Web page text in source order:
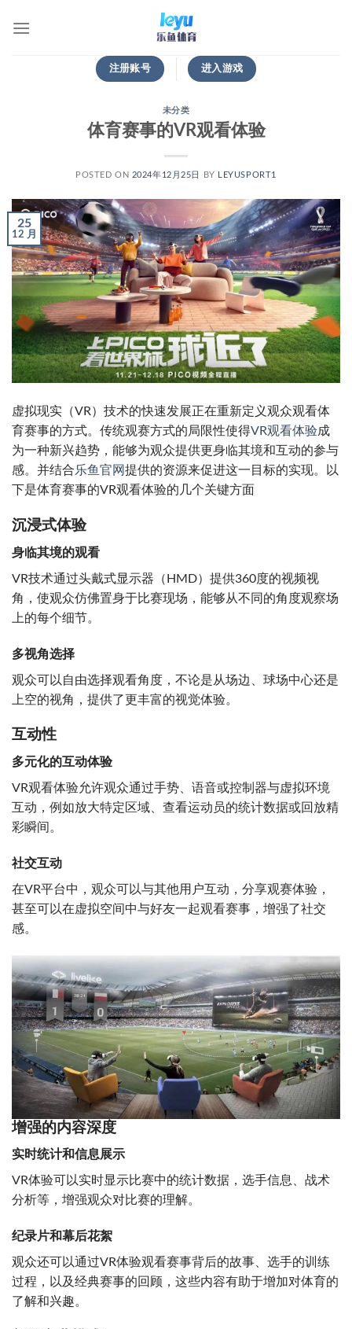
注册账号 进入游戏
未分类
体育赛事的VR观看体验
POSTED ON 2024年12月25日 BY LEYUSPORT1
25
12 月
虚拟现实（VR）技术的快速发展正在重新定义观众观看体
育赛事的方式。传统观赛方式的局限性使得VR观看体验成
为一种新兴趋势，能够为观众提供更身临其境和互动的参与
感。并结合乐鱼官网提供的资源来促进这一目标的实现。以
下是体育赛事的VR观看体验的几个关键方面
沉浸式体验
身临其境的观看
VR技术通过头戴式显示器（HMD）提供360度的视频视
角，使观众仿佛置身于比赛现场，能够从不同的角度观察场
上的每个细节。
多视角选择
观众可以自由选择观看角度，不论是从场边、球场中心还是
上空的视角，提供了更丰富的视觉体验。
互动性
多元化的互动体验
VR观看体验允许观众通过手势、语音或控制器与虚拟环境
互动，例如放大特定区域、查看运动员的统计数据或回放精
彩瞬间。
社交互动
在VR平台中，观众可以与其他用户互动，分享观赛体验，
甚至可以在虚拟空间中与好友一起观看赛事，增强了社交
感。
增强的内容深度
实时统计和信息展示
VR体验可以实时显示比赛中的统计数据，选手信息、战术
分析等，增强观众对比赛的理解。
纪录片和幕后花絮
观众还可以通过VR体验观看赛事背后的故事、选手的训练
过程，以及经典赛事的回顾，这些内容有助于增加对体育的
了解和兴趣。